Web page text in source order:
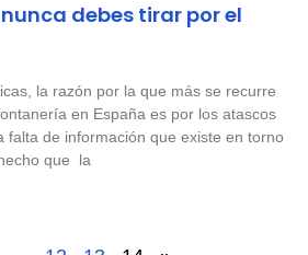
debes tirar por el
la razón por la que más se recurre
en España es por los atascos
falta de información que existe en torno
que la